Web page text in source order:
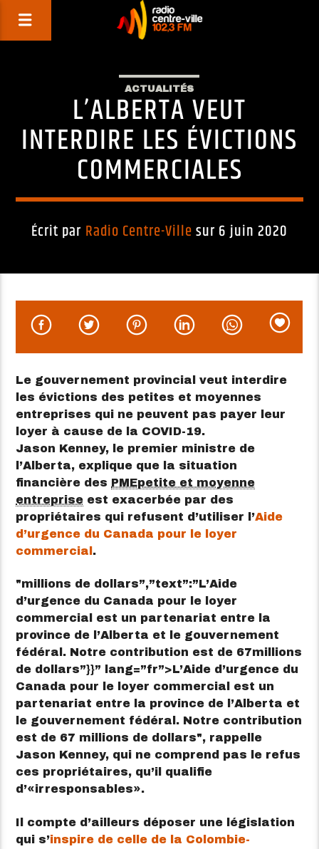
ACTUALITÉS
L’ALBERTA VEUT
INTERDIRE LES ÉVICTIONS
COMMERCIALES
Écrit par Radio Centre-Villesur 6 juin 2020
Le gouvernement provincial veut interdire
les évictions des petites et moyennes
entreprises qui ne peuvent pas payer leur
loyer à cause de la COVID-19.
Jason Kenney, le premier ministre de
l’Alberta, explique que la situation
financière des PMEpetite et moyenne
entreprise est exacerbée par des
propriétaires qui refusent d’utiliser l’Aide
d’urgence du Canada pour le loyer
commercial .
millions de dollars”,”text”:”L’Aide
d’urgence du Canada pour le loyer
commercial est un partenariat entre la
province de l’Alberta et le gouvernement
fédéral. Notre contribution est de 67millions
de dollars”}}” lang=”fr”>L’Aide d’urgence du
Canada pour le loyer commercial est un
partenariat entre la province de l’Alberta et
le gouvernement fédéral. Notre contribution
est de 67 millions de dollars , rappelle
Jason Kenney, qui ne comprend pas le refus
ces propriétaires, qu’il qualifie
d’
irresponsables .
Il compte d’ailleurs déposer une législation
qui s’inspire de celle de la Colombie-